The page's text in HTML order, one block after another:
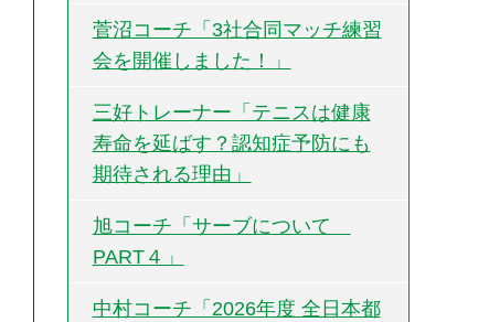
菅沼コーチ「3社合同マッチ練習
会を開催しました！」
三好トレーナー「テニスは健康
寿命を延ばす？認知症予防にも
期待される理由」
旭コーチ「サーブについて
PART４」
中村コーチ「2026年度 全日本都